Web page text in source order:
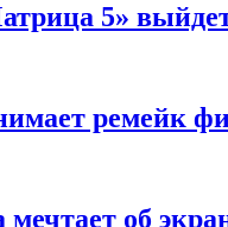
5»
ремейк
об